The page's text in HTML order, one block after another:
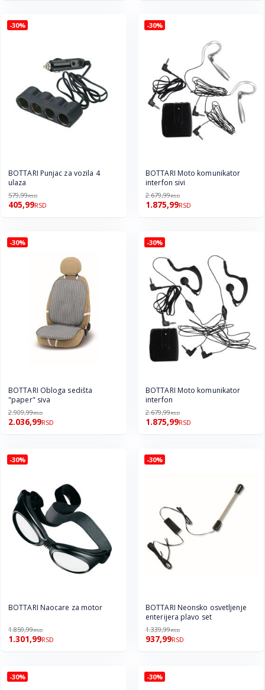
-30%
BOTTARI Punjac za vozila 4
ulaza
579,99RSD
405,99RSD
-30%
BOTTARI Moto komunikator
interfon sivi
2.679,99RSD
1.875,99RSD
-30%
BOTTARI Obloga sedišta
"paper" siva
2.909,99RSD
2.036,99RSD
-30%
BOTTARI Moto komunikator
interfon
2.679,99RSD
1.875,99RSD
-30%
BOTTARI Naocare za motor
1.859,99RSD
1.301,99RSD
-30%
BOTTARI Neonsko osvetljenje
enterijera plavo set
1.339,99RSD
937,99RSD
-30% -30%